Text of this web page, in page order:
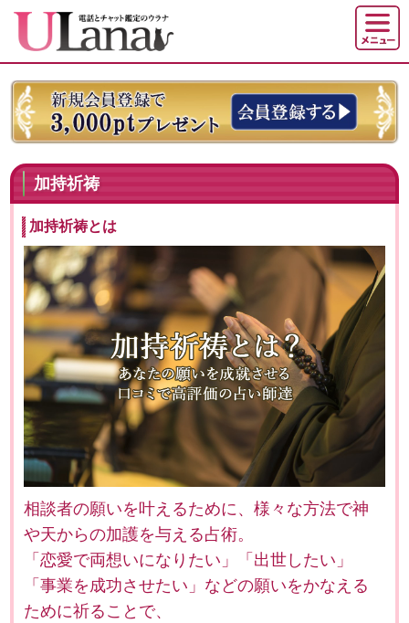
加持祈祷
加持祈祷とは
相談者の願いを叶えるために、様々な方法で神
や天からの加護を与える占術。
「恋愛で両想いになりたい」「出世したい」
「事業を成功させたい」などの願いをかなえる
ために祈ることで、